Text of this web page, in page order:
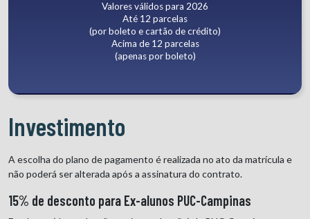
Valores válidos para 2026
Até 12 parcelas
(por boleto e cartão de crédito)
Acima de 12 parcelas
(apenas por boleto)
Investimento
A escolha do plano de pagamento é realizada no ato da matrícula e
não poderá ser alterada após a assinatura do contrato.
15% de desconto para Ex-alunos PUC-Campinas